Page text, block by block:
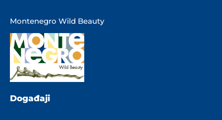
Montenegro Wild Beauty
Događaji